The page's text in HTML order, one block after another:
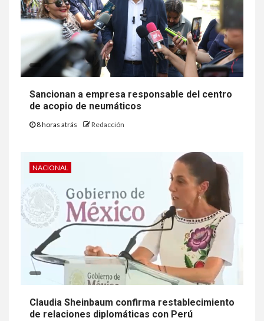
Sancionan a empresa responsable del centro
de acopio de neumáticos
8 horas atrás Redacción
NACIONAL
Claudia Sheinbaum confirma restablecimiento
de relaciones diplomáticas con Perú